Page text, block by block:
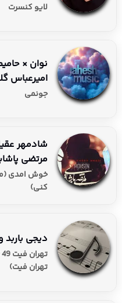
لایو کنسرت
نوان ×
امیرعباس
جونمی
شادمهر
مرتضی
خوش امدی
کنی)
دیجی باربد
تهران فیت)